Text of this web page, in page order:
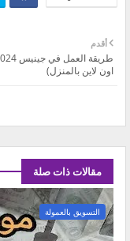
أقدم
اون لاين بالمنزل)
مقالات ذات صلة
التسويق بالعمولة